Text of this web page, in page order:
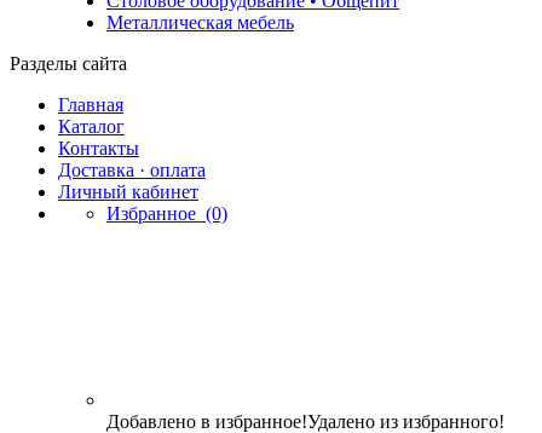
Металлическая мебель
Разделы сайта
Главная
Каталог
Контакты
Доставка · оплата
Личный кабинет
Избранное (0)
Добавлено в избранное!Удалено из избранного!